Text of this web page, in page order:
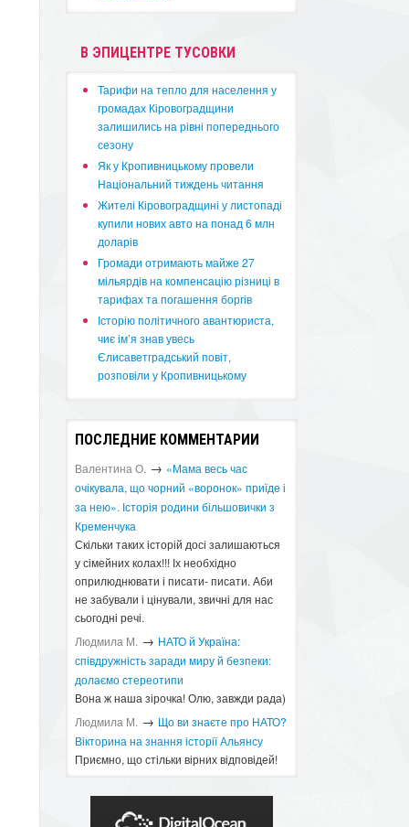
В ЭПИЦЕНТРЕ ТУСОВКИ
​Тарифи на тепло для населення у
громадах Кіровоградщини
залишились на рівні попереднього
сезону
​Як у Кропивницькому провели
Національний тиждень читання
​Жителі Кіровоградщині у листопаді
купили нових авто на понад 6 млн
доларів
​Громади отримають майже 27
мільярдів на компенсацію різниці в
тарифах та погашення боргів
Історію політичного авантюриста,
чиє ім’я знав увесь
Єлисаветградський повіт,
розповіли у Кропивницькому
ПОСЛЕДНИЕ КОММЕНТАРИИ
Валентина О. → «Мама весь час
очікувала, що чорний «воронок» приїде і
за нею». Історія родини більшовички з
Кременчука
Скільки таких історій досі залишаються
у сімейних колах!!! Іх необхідно
оприлюднювати і писати- писати. Аби
не забували і цінували, звичні для нас
сьогодні речі.
Людмила М. → ​НАТО й Україна:
співдружність заради миру й безпеки:
долаємо стереотипи
Вона ж наша зірочка! Олю, завжди рада)
Людмила М. → Що ви знаєте про НАТО?
Вікторина на знання історії Альянсу ​
Приємно, що стільки вірних відповідей!